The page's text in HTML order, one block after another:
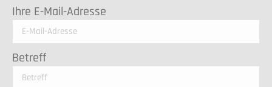
Ihre E-Mail-Adresse
Betreff